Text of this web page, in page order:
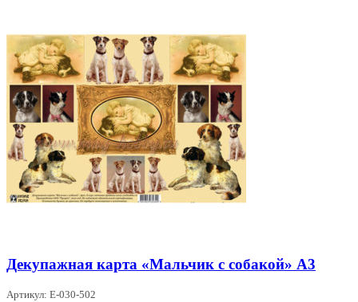
Декупажная карта «Мальчик с собакой» А3
Артикул: Е-030-502